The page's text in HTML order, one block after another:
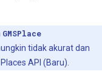
GMSPlace
tidak akurat dan
API (Baru).